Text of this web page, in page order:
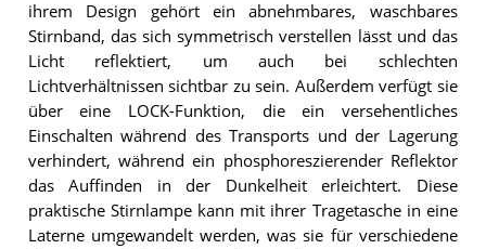
ihrem Design gehört ein abnehmbares, waschbares
Stirnband, das sich symmetrisch verstellen lässt und das
Licht reflektiert, um auch bei schlechten
Lichtverhältnissen sichtbar zu sein. Außerdem verfügt sie
über eine LOCK-Funktion, die ein versehentliches
Einschalten während des Transports und der Lagerung
verhindert, während ein phosphoreszierender Reflektor
das Auffinden in der Dunkelheit erleichtert. Diese
praktische Stirnlampe kann mit ihrer Tragetasche in eine
Laterne umgewandelt werden, was sie für verschiedene